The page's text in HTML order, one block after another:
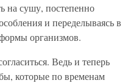
на сушу, постепенно
и переделываясь в
организмов.
Ведь и теперь
которые по временам